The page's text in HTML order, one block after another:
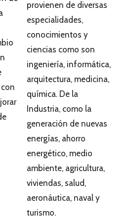
provienen de diversas
especialidades,
conocimientos y
ciencias como son
ingeniería, informática,
arquitectura, medicina,
química. De la
Industria, como la
generación de nuevas
energías, ahorro
energético, medio
ambiente, agricultura,
viviendas, salud,
aeronáutica, naval y
turismo.